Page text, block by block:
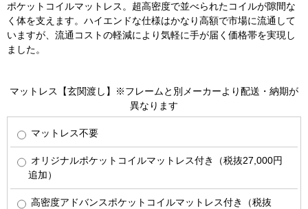
ポケットコイルマットレス。超高密度で並べられたコイルが隙間な
く体を支えます。ハイエンドな仕様はかなり高額で市場に流通して
いますが、流通コストの軽減により気軽に手が届く価格帯を実現し
ました。
マットレス【玄関渡し】※フレームと別メーカーより配送・納期が
異なります
マットレス不要
オリジナルポケットコイルマットレス付き（税抜27,000円
追加）
高密度アドバンスポケットコイルマットレス付き（税抜